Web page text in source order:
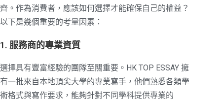
齊。作為消費者，應該如何選擇才能確保自己的權益？
以下是幾個重要的考量因素：
1. 服務商的專業資質
選擇具有豐富經驗的團隊至關重要。HK TOP ESSAY 擁
有一批來自本地頂尖大學的專業寫手，他們熟悉各類學
術格式與寫作要求，能夠針對不同學科提供專業的